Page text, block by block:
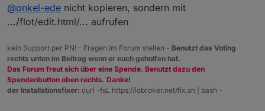
Wenn ich Deinen Link in das Feld „Link“ kopiere,
ändern sich ja die Einstellungen bei mir nicht.
Nicht stören
@onkel-ede nicht kopieren, sondern mit
.../flot/edit.html/... aufrufen
kein Support per PN! - Fragen im Forum stellen - Benutzt das Voting
rechts unten im Beitrag wenn er euch geholfen hat.
Das Forum freut sich über eine Spende. Benutzt dazu den
Spendenbutton oben rechts. Danke!
der Installationsfixer: curl -fsL https://iobroker.net/fix.sh | bash -